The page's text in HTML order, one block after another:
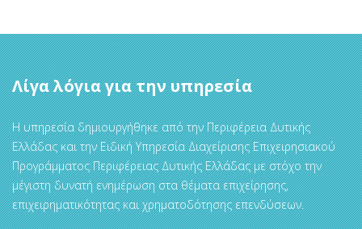
Λίγα λόγια για την υπηρεσία
Η υπηρεσία δημιουργήθηκε από την Περιφέρεια Δυτικής
Ελλάδας και την Ειδική Υπηρεσία Διαχείρισης Επιχειρησιακού
Προγράμματος Περιφέρειας Δυτικής Ελλάδας με στόχο την
μέγιστη δυνατή ενημέρωση στα θέματα επιχείρησης,
επιχειρηματικότητας και χρηματοδότησης επενδύσεων.